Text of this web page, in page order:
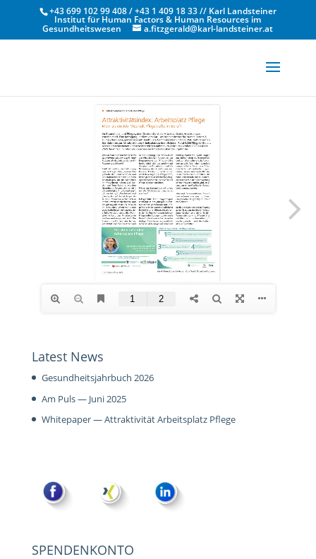
+43 699 102 99 408 / +43 1 409 18 33 // Karl Landsteiner
Institut für Human Factors & Human Resources im
Gesundheitswesen a.fitzgerald@karl-landsteiner.at
Latest News
Gesundheitsjahrbuch 2026
Am Puls — Juni 2025
Whitepaper — Attraktivität Arbeitsplatz Pflege
SPENDENKONTO